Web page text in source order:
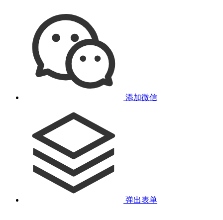
添加微信
弹出表单